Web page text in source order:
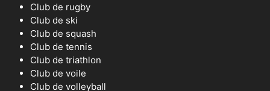
Club de rugby
Club de ski
Club de squash
Club de tennis
Club de triathlon
Club de voile
Club de volleyball